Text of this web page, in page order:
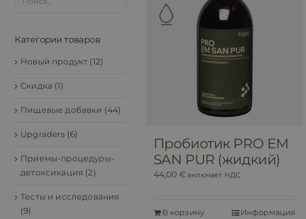
Пробиотик PRO EM
SAN PUR (жидкий)
44,00 € включает НДС
В корзину Информация
Категории товаров
Новый продукт (12)
Скидка (1)
Пищевые добавки (44)
Upgraders (6)
Приемы-процедуры-
детоксикация (2)
Тесты и исследования
(9)